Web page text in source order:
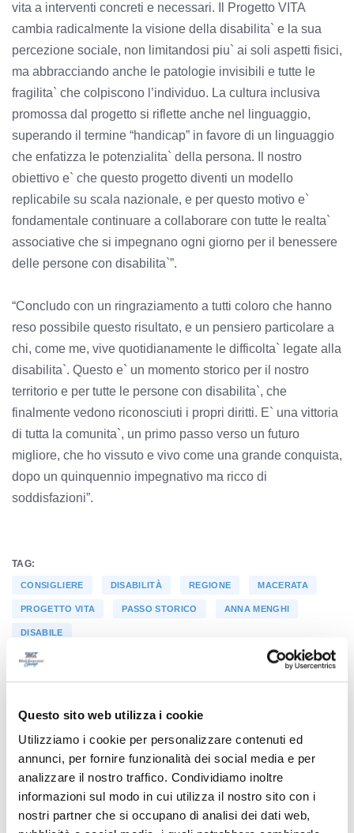
Questo sito web utilizza i cookie
Utilizziamo i cookie per personalizzare contenuti ed
annunci, per fornire funzionalità dei social media e per
analizzare il nostro traffico. Condividiamo inoltre
informazioni sul modo in cui utilizza il nostro sito con i
nostri partner che si occupano di analisi dei dati web,
vita a interventi concreti e necessari. Il Progetto VITA
cambia radicalmente la visione della disabilita` e la sua
percezione sociale, non limitandosi piu` ai soli aspetti fisici,
ma abbracciando anche le patologie invisibili e tutte le
fragilita` che colpiscono l’individuo. La cultura inclusiva
promossa dal progetto si riflette anche nel linguaggio,
superando il termine “handicap” in favore di un linguaggio
che enfatizza le potenzialita` della persona. Il nostro
obiettivo e` che questo progetto diventi un modello
replicabile su scala nazionale, e per questo motivo e`
fondamentale continuare a collaborare con tutte le realta`
associative che si impegnano ogni giorno per il benessere
delle persone con disabilita`”.
“Concludo con un ringraziamento a tutti coloro che hanno
reso possibile questo risultato, e un pensiero particolare a
chi, come me, vive quotidianamente le difficolta` legate alla
disabilita`. Questo e` un momento storico per il nostro
territorio e per tutte le persone con disabilita`, che
finalmente vedono riconosciuti i propri diritti. E` una vittoria
di tutta la comunita`, un primo passo verso un futuro
migliore, che ho vissuto e vivo come una grande conquista,
dopo un quinquennio impegnativo ma ricco di
soddisfazioni”.
TAG:
CONSIGLIERE DISABILITÀ REGIONE MACERATA
PROGETTO VITA PASSO STORICO ANNA MENGHI
DISABILE
Precedente
Urbino - Arriva il Carnevale, modifiche alla viabilità e
iniziative
Successivo